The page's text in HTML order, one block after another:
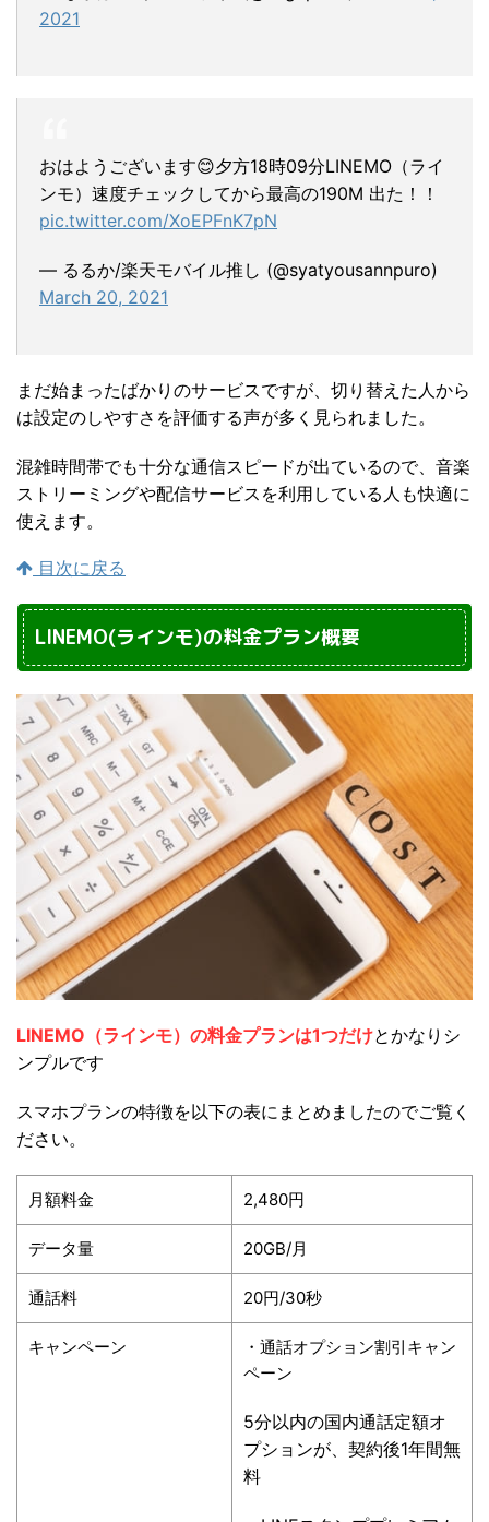
2021
おはようございます😊夕方18時09分LINEMO（ライ
ンモ）速度チェックしてから最高の190M 出た！！
pic.twitter.com/XoEPFnK7pN
— るるか/楽天モバイル推し (@syatyousannpuro)
March 20, 2021
まだ始まったばかりのサービスですが、切り替えた人から
は設定のしやすさを評価する声が多く見られました。
混雑時間帯でも十分な通信スピードが出ているので、音楽
ストリーミングや配信サービスを利用している人も快適に
使えます。
目次に戻る
LINEMO(ラインモ)の料金プラン概要
LINEMO（ラインモ）の料金プランは1つだけとかなりシ
ンプルです
スマホプランの特徴を以下の表にまとめましたのでご覧く
ださい。
月額料金 2,480円
データ量 20GB/月
通話料 20円/30秒
キャンペーン
・通話オプション割引キャン
ペーン
5分以内の国内通話定額オ
プションが、契約後1年間無
料